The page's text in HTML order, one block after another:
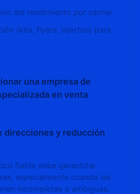
del rendimiento por carrier
(kits, flyers, injertos) para
una empresa de
en venta
direcciones y reducción
fiable debe garantizar
especialmente cuando las
incompletas o ambiguas.